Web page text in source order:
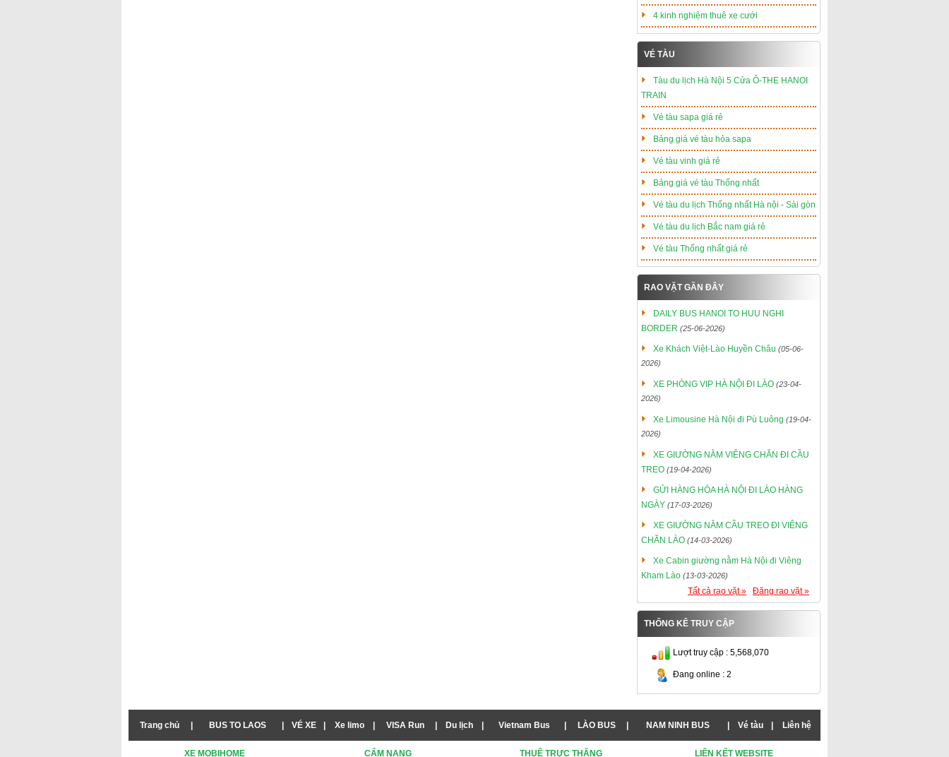
4 kinh nghiệm thuê xe cưới
VÉ TÀU
Tàu du lịch Hà Nội 5 Cửa Ô-THE HANOI
TRAIN
Vé tàu sapa giá rẻ
Bảng giá vé tàu hỏa sapa
Vé tàu vinh giá rẻ
Bảng giá vé tàu Thống nhất
Vé tàu du lịch Thống nhất Hà nội - Sài gòn
Vé tàu du lịch Bắc nam giá rẻ
Vé tàu Thống nhất giá rẻ
RAO VẶT GẦN ĐÂY
DAILY BUS HANOI TO HUU NGHI
BORDER (25-06-2026)
Xe Khách Việt-Lào Huyền Châu (05-06-
2026)
XE PHÒNG VIP HÀ NỘI ĐI LÀO (23-04-
2026)
Xe Limousine Hà Nội đi Pù Luông (19-04-
2026)
XE GIƯỜNG NẰM VIÊNG CHĂN ĐI CẦU
TREO (19-04-2026)
GỬI HÀNG HÓA HÀ NỘI ĐI LÀO HÀNG
NGÀY (17-03-2026)
XE GIƯỜNG NẰM CẦU TREO ĐI VIÊNG
CHĂN LÀO (14-03-2026)
Xe Cabin giường nằm Hà Nội đi Viêng
Kham Lào (13-03-2026)
Tất cả rao vặt » Đăng rao vặt »
THỐNG KÊ TRUY CẬP
Lượt truy cập : 5,568,070
Đang online : 2
Trang chủ BUS TO LAOS VÉ XE Xe limo VISA Run Du lịch Vietnam Bus LÀO BUS NAM NINH BUS Vé tàu Liên hệ
XE MOBIHOME CẨM NANG THUÊ TRỰC THĂNG LIÊN KẾT WEBSITE